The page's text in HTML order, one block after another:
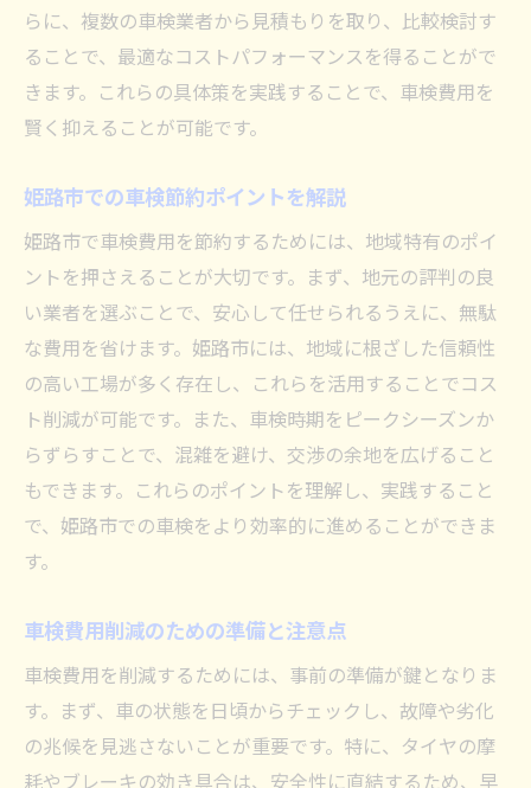
車検費用を抑えて安全ドライブを
車検費用を抑えて安全を確保する方法
姫路市で安全なドライブを実現する車検
車検費用を抑えつつ安全面を充実させる
車検費用削減で安全なドライブを実現
姫路市での車検選びで費用を節約
車検選びで費用を節約する姫路市のコツ
姫路市で車検を選ぶ際の費用節約術
車検選びの工夫で姫路市の費用を抑える
姫路市での車検選びで節約を実現する方法
車検選びで姫路市の費用を節約する秘訣
姫路市での車検選びで賢く節約するには
らに、複数の車検業者から見積もりを取り、比較検討す
ることで、最適なコストパフォーマンスを得ることがで
きます。これらの具体策を実践することで、車検費用を
賢く抑えることが可能です。
姫路市での車検節約ポイントを解説
姫路市で車検費用を節約するためには、地域特有のポイ
ントを押さえることが大切です。まず、地元の評判の良
い業者を選ぶことで、安心して任せられるうえに、無駄
な費用を省けます。姫路市には、地域に根ざした信頼性
の高い工場が多く存在し、これらを活用することでコス
ト削減が可能です。また、車検時期をピークシーズンか
らずらすことで、混雑を避け、交渉の余地を広げること
もできます。これらのポイントを理解し、実践すること
で、姫路市での車検をより効率的に進めることができま
す。
車検費用削減のための準備と注意点
車検費用を削減するためには、事前の準備が鍵となりま
す。まず、車の状態を日頃からチェックし、故障や劣化
の兆候を見逃さないことが重要です。特に、タイヤの摩
耗やブレーキの効き具合は、安全性に直結するため、早